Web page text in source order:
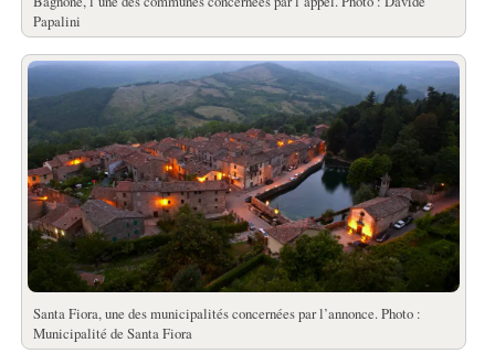
Papalini
Santa Fiora, une des municipalités concernées par l’annonce. Photo :
Municipalité de Santa Fiora